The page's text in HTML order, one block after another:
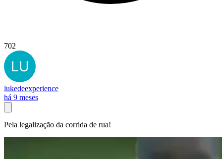
702
lukedeexperience
há 9 meses
Pela legalização da corrida de rua!